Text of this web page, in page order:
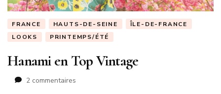
FRANCE HAUTS-DE-SEINE
ÎLE-DE-FRANCE
LOOKS
PRINTEMPS/ÉTÉ
Hanami en Top Vintage
2 commentaires